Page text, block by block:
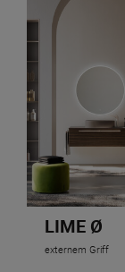
LIME Ø
externem Griff